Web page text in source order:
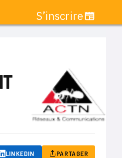
S’inscrire
LINKEDIN PARTAGER